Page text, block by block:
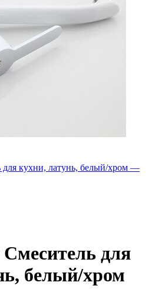
для
белый/хром